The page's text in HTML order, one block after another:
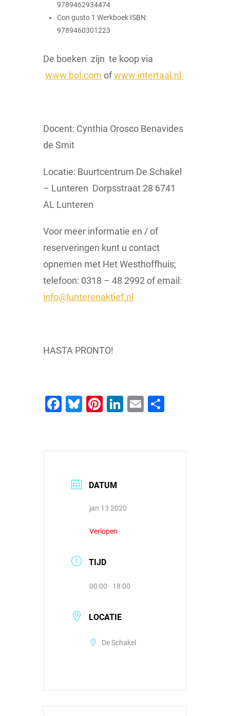
9789462934474
Con gusto 1 Werkboek ISBN:
9789460301223
De boeken zijn te koop via
www.bol.com ofwww.intertaal.nl
Docent: Cynthia Orosco Benavides
de Smit
Locatie: Buurtcentrum De Schakel
– Lunteren Dorpsstraat 28 6741
AL Lunteren
Voor meer informatie en / of
reserveringen kunt u contact
opnemen met Het Westhoffhuis;
telefoon: 0318 – 48 2992 of email:
info@lunterenaktief.nl
HASTA PRONTO!
Facebook
Bluesky
Pinterest
LinkedIn
Email
DATUM
jan 13 2020
Verlopen
TIJD
00:00 - 18:00
LOCATIE
De Schakel